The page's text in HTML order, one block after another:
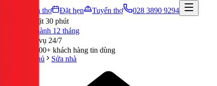
Tuyển thợ
Đặt hẹn Tuyển thợ
028 3890 9294
Có mặt 30 phút
Bảo hành 12 tháng
Phục vụ 24/7
300,000+ khách hàng tin dùng
Trang chủ
Sửa nhà